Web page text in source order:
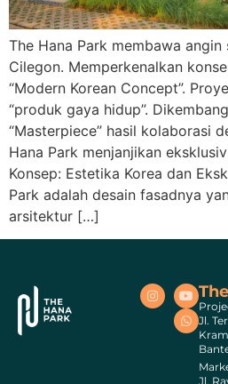
The Hana Park membawa
Cilegon. Memperkenalkan
“Modern Korean Concept”.
“produk gaya hidup”.
“Masterpiece” hasil kolaborasi
Hana Park menjanjikan
Konsep: Estetika Korea dan
Park adalah desain fasadnya
arsitektur […]
Jl.
Jl.